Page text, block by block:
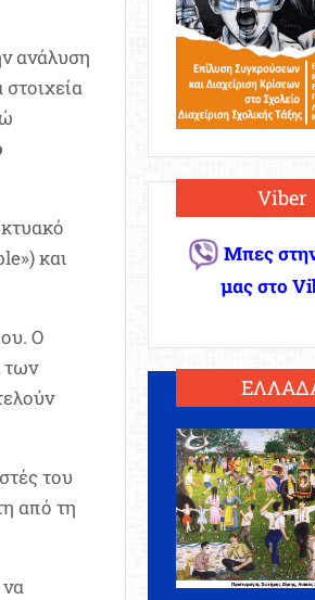
ανάλυση
και
Ο
των
του
από τη
Viber
Μπες
μας στο